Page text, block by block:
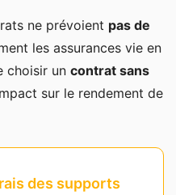
ne prévoient pas de
les assurances vie en
choisir un contrat sans
sur le rendement de
des supports